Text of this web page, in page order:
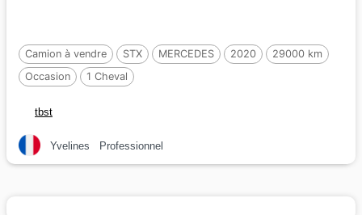
Camion à vendre STX MERCEDES 2020
29000 km
Occasion
1 Cheval
tbst
Yvelines Professionnel